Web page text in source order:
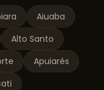
Aiuaba
Alto Santo
Apuiarés